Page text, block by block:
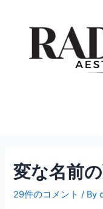
変な名前
29件のコメント / By
ビ
ゲ